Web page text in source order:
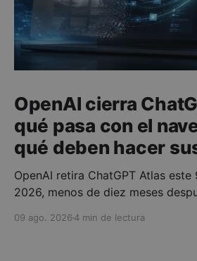
OpenAI cierra
qué pasa con el
qué deben hacer
OpenAI retira ChatGPT Atlas
2026, menos de diez meses
compañía no está abandonando
09 ago. 2026 4 min de lectura